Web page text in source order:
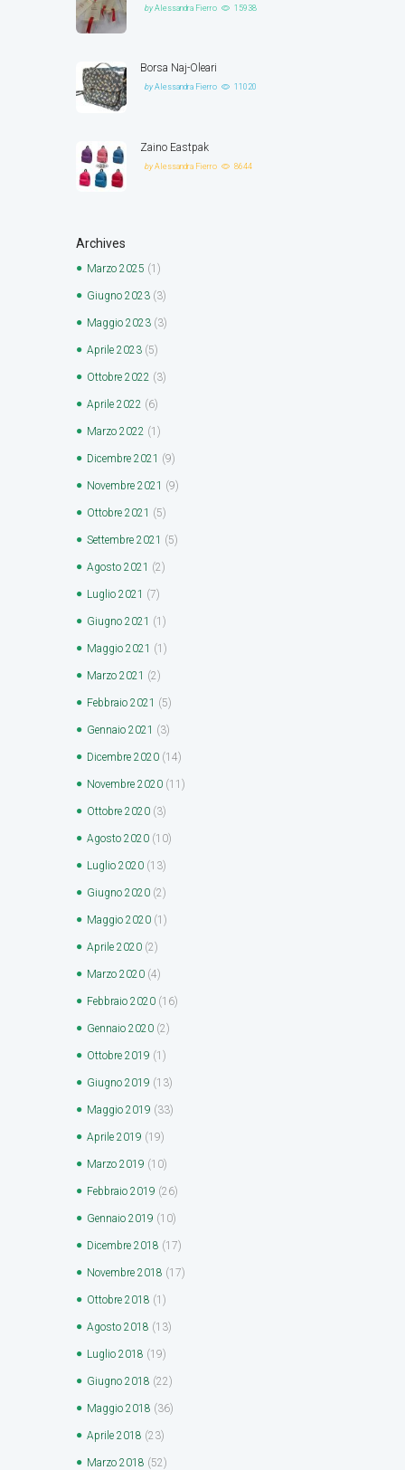
byAlessandra Fierro 15938
Borsa Naj-Oleari
byAlessandra Fierro 11020
Zaino Eastpak
byAlessandra Fierro 8644
Archives
Marzo 2025 (1)
Giugno 2023 (3)
Maggio 2023 (3)
Aprile 2023 (5)
Ottobre 2022 (3)
Aprile 2022 (6)
Marzo 2022 (1)
Dicembre 2021 (9)
Novembre 2021 (9)
Ottobre 2021 (5)
Settembre 2021 (5)
Agosto 2021 (2)
Luglio 2021 (7)
Giugno 2021 (1)
Maggio 2021 (1)
Marzo 2021 (2)
Febbraio 2021 (5)
Gennaio 2021 (3)
Dicembre 2020 (14)
Novembre 2020 (11)
Ottobre 2020 (3)
Agosto 2020 (10)
Luglio 2020 (13)
Giugno 2020 (2)
Maggio 2020 (1)
Aprile 2020 (2)
Marzo 2020 (4)
Febbraio 2020 (16)
Gennaio 2020 (2)
Ottobre 2019 (1)
Giugno 2019 (13)
Maggio 2019 (33)
Aprile 2019 (19)
Marzo 2019 (10)
Febbraio 2019 (26)
Gennaio 2019 (10)
Dicembre 2018 (17)
Novembre 2018 (17)
Ottobre 2018 (1)
Agosto 2018 (13)
Luglio 2018 (19)
Giugno 2018 (22)
Maggio 2018 (36)
Aprile 2018 (23)
Marzo 2018 (52)